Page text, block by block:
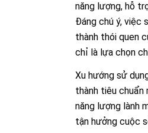
năng lượng, hỗ
Đáng chú ý, việc
thành thói quen
chỉ là lựa chọn
Xu hướng sử
thành tiêu chuẩn
năng lượng lành
tận hưởng cuộc